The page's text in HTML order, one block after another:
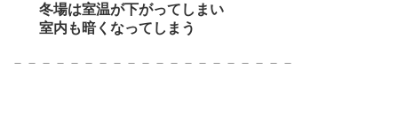
冬場は室温が下がってしまい
室内も暗くなってしまう
－－－－－－－－－－－－－－－－－－－－